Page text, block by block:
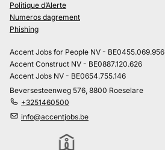
Politique d’Alerte
Numeros dagrement
Phishing
Accent Jobs for People NV - BE0455.069.956
Accent Construct NV - BE0887.120.626
Accent Jobs NV - BE0654.755.146
Beversesteenweg 576, 8800 Roeselare
+3251460500
info@accentjobs.be